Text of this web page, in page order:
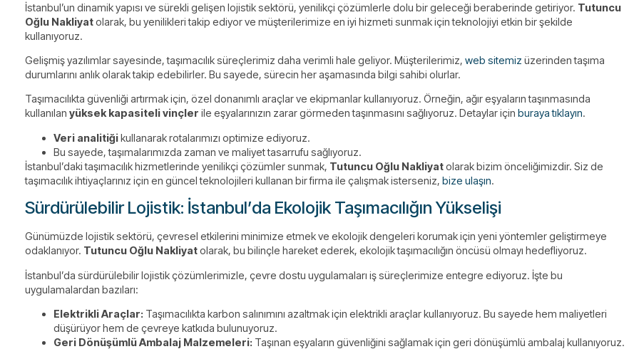
İstanbul’un dinamik yapısı ve sürekli gelişen lojistik sektörü, yenilikçi çözümlerle dolu bir geleceği beraberinde getiriyor. Tutuncu
Oğlu Nakliyatolarak, bu yenilikleri takip ediyor ve müşterilerimize en iyi hizmeti sunmak için teknolojiyi etkin bir şekilde
kullanıyoruz.
Gelişmiş yazılımlar sayesinde, taşımacılık süreçlerimiz daha verimli hale geliyor. Müşterilerimiz, web sitemiz üzerinden taşıma
durumlarını anlık olarak takip edebilirler. Bu sayede, sürecin her aşamasında bilgi sahibi olurlar.
Taşımacılıkta güvenliği artırmak için, özel donanımlı araçlar ve ekipmanlar kullanıyoruz. Örneğin, ağır eşyaların taşınmasında
kullanılan yüksek kapasiteli vinçler ile eşyalarınızın zarar görmeden taşınmasını sağlıyoruz. Detaylar için buraya tıklayın.
Veri analitiğikullanarak rotalarımızı optimize ediyoruz.
Bu sayede, taşımalarımızda zaman ve maliyet tasarrufu sağlıyoruz.
İstanbul’daki taşımacılık hizmetlerinde yenilikçi çözümler sunmak, Tutuncu Oğlu Nakliyatolarak bizim önceliğimizdir. Siz de
taşımacılık ihtiyaçlarınız için en güncel teknolojileri kullanan bir firma ile çalışmak isterseniz, bize ulaşın.
Sürdürülebilir Lojistik: İstanbul’da Ekolojik Taşımacılığın Yükselişi
Günümüzde lojistik sektörü, çevresel etkilerini minimize etmek ve ekolojik dengeleri korumak için yeni yöntemler geliştirmeye
odaklanıyor. Tutuncu Oğlu Nakliyatolarak, bu bilinçle hareket ederek, ekolojik taşımacılığın öncüsü olmayı hedefliyoruz.
İstanbul’da sürdürülebilir lojistik çözümlerimizle, çevre dostu uygulamaları iş süreçlerimize entegre ediyoruz. İşte bu
uygulamalardan bazıları:
Elektrikli Araçlar: Taşımacılıkta karbon salınımını azaltmak için elektrikli araçlar kullanıyoruz. Bu sayede hem maliyetleri
düşürüyor hem de çevreye katkıda bulunuyoruz.
Geri Dönüşümlü Ambalaj Malzemeleri: Taşınan eşyaların güvenliğini sağlamak için geri dönüşümlü ambalaj kullanıyoruz.